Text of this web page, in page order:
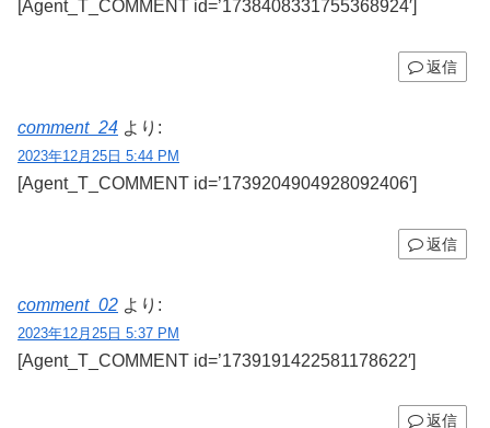
[Agent_T_COMMENT id=’1738408331755368924′]
返信
comment_24 より:
2023年12月25日 5:44 PM
[Agent_T_COMMENT id=’1739204904928092406′]
返信
comment_02 より:
2023年12月25日 5:37 PM
[Agent_T_COMMENT id=’1739191422581178622′]
返信